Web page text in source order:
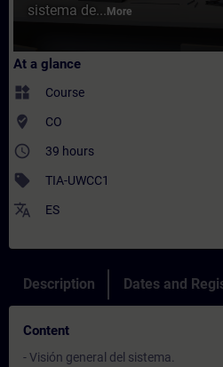
sistema de... More
At a glance
widgets Course
where_to_vote CO
access_time 39 hours
sell TIA-UWCC1
translate ES
Description Dates and
Content
- Visión general del sistema.